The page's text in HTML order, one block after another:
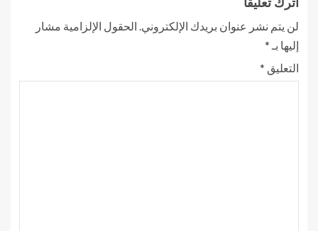
لن يتم نشر عنوان بريدك الإلكتروني. الحقول الإلزامية مشار
إليها بـ *
التعليق *